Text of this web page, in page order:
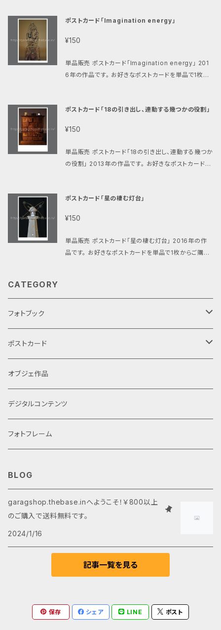
場合は送料が無料になります。 （お客様のポストへの
ご了承ください。）
ポストカード「Imagination energy」
¥150
単品販売 ポストカード「Imagination energy」 201
6年の作品です。 お好きなポストカードを単品で1枚か
合は送料が無料になります。 （お客様のポストへの投
了承ください。）
ポストカード「18の引き出し、連動する幾つかの役割」
¥150
単品販売 ポストカード「18の引き出し、連動する幾つか
の役割」 2013年の作品です。 お好きなポストカードを
以上】の場合は送料が無料になります。 （お客様のポス
んのでご了承ください。）
ポストカード「星の棲む灯台」
¥150
単品販売 ポストカード「星の棲む灯台」 2016年の作
品です。 お好きなポストカードを単品で1枚からご購入
完了となります、手渡しではありませんのでご了承くだ
CATEGORY
フォトブック
プレミアム版
単品
セット
通常版
単品
セット
ポストカード
単品
セット
オブジェ作品
デジタルコンテンツ
フォトフレーム
BLOG
garagshop.thebase.inへようこそ！￥800以上
のご購入で送料無料です。
2024/1/16
記事一覧を見る
保存 シェア LINE ポスト